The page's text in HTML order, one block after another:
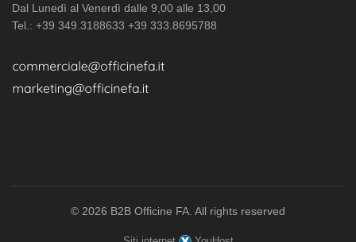
Dal Lunedì al Venerdì dalle 9,00 alle 13,00
Tel.: +39 349.3188633 +39 333.8695788
© 2026 B2B Officine FA . All rights reserved